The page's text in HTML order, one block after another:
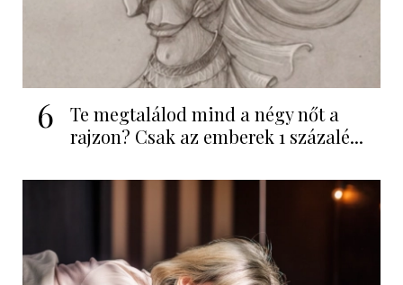
6
Te megtalálod mind a négy nőt a
rajzon? Csak az emberek 1 százalé...